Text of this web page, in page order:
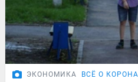
ЭКОНОМИКА ВСЁ О